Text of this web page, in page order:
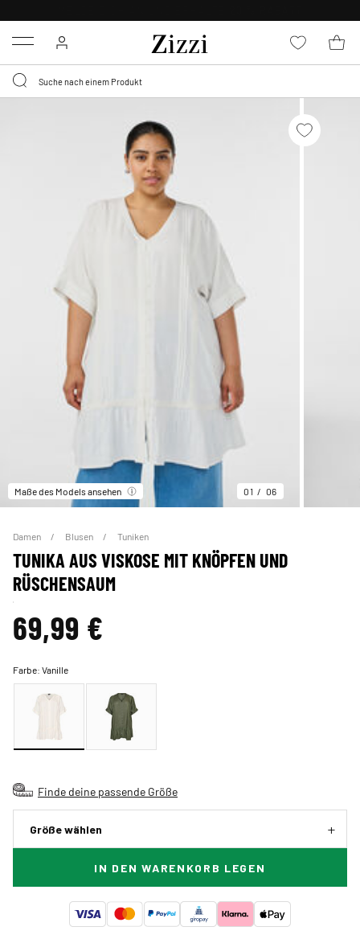
Menu
Maße des Models ansehen 01 06
Damen Blusen Tuniken
TUNIKA AUS VISKOSE MIT KNÖPFEN UND
RÜSCHENSAUM
69,99 €
Farbe:Vanille
Finde deine passende Größe
Größe wählen
IN DEN WARENKORB LEGEN